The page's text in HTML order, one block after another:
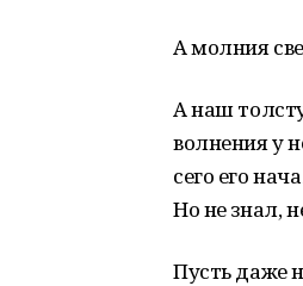
А молния
А наш
волнения у
сего его
Но не знал,
Пусть даже